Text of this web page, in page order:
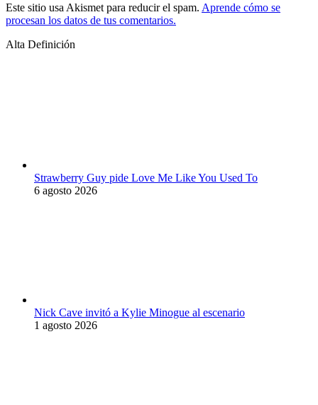
Este sitio usa Akismet para reducir el spam. Aprende cómo se
procesan los datos de tus comentarios.
Alta Definición
Strawberry Guy pide Love Me Like You Used To
6 agosto 2026
Nick Cave invitó a Kylie Minogue al escenario
1 agosto 2026